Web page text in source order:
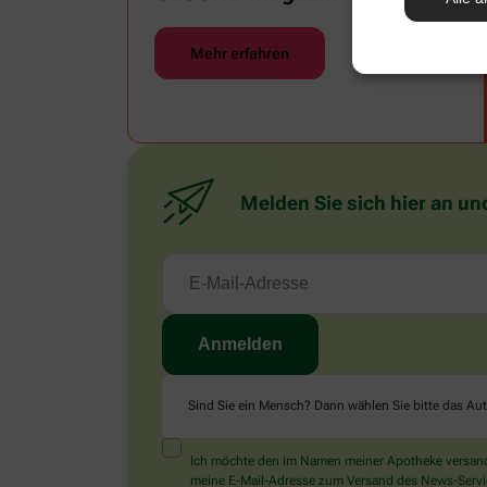
Mehr erfahren
Melden Sie sich hier an
Sind Sie ein Mensch? Dann wählen Sie bitte das
Ich möchte den im Namen meiner Apotheke
meine E-Mail-Adresse zum Versand des News-